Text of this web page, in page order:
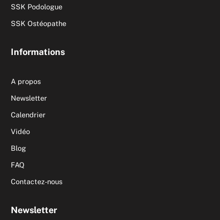
SSK Podologue
SSK Ostéopathe
Informations
A propos
Newsletter
Calendrier
Vidéo
Blog
FAQ
Contactez-nous
Newsletter